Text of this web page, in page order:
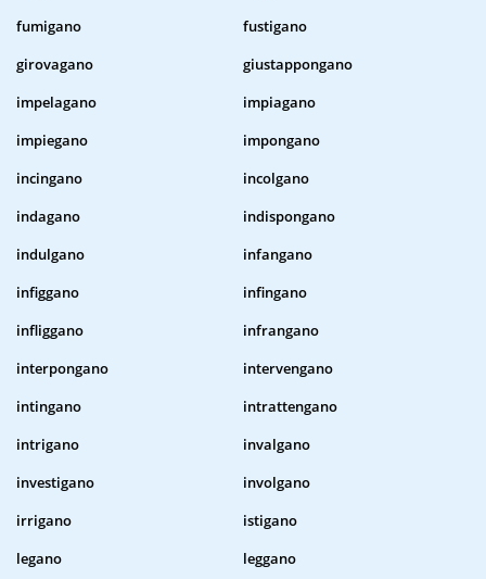
fumigano
fustigano
girovagano
giustappongano
impelagano
impiagano
impiegano
impongano
incingano
incolgano
indagano
indispongano
indulgano
infangano
infiggano
infingano
infliggano
infrangano
interpongano
intervengano
intingano
intrattengano
intrigano
invalgano
investigano
involgano
irrigano
istigano
legano
leggano